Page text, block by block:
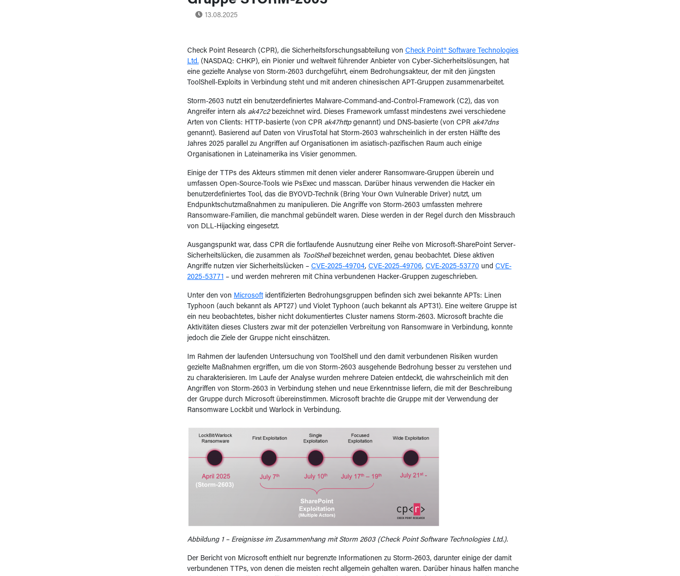
13.08.2025
Check Point Research (CPR), die Sicherheitsforschungsabteilung von Check Point® Software Technologies
Ltd. (NASDAQ: CHKP), ein Pionier und weltweit führender Anbieter von Cyber-Sicherheitslösungen, hat
eine gezielte Analyse von Storm-2603 durchgeführt, einem Bedrohungsakteur, der mit den jüngsten
ToolShell-Exploits in Verbindung steht und mit anderen chinesischen APT-Gruppen zusammenarbeitet.
Storm-2603 nutzt ein benutzerdefiniertes Malware-Command-and-Control-Framework (C2), das von
Angreifer intern als ak47c2bezeichnet wird. Dieses Framework umfasst mindestens zwei verschiedene
Arten von Clients: HTTP-basierte (von CPR ak47httpgenannt) und DNS-basierte (von CPR ak47dns
genannt). Basierend auf Daten von VirusTotal hat Storm-2603 wahrscheinlich in der ersten Hälfte des
Jahres 2025 parallel zu Angriffen auf Organisationen im asiatisch-pazifischen Raum auch einige
Organisationen in Lateinamerika ins Visier genommen.
Einige der TTPs des Akteurs stimmen mit denen vieler anderer Ransomware-Gruppen überein und
umfassen Open-Source-Tools wie PsExec und masscan. Darüber hinaus verwenden die Hacker ein
benutzerdefiniertes Tool, das die BYOVD-Technik (Bring Your Own Vulnerable Driver) nutzt, um
Endpunktschutzmaßnahmen zu manipulieren. Die Angriffe von Storm-2603 umfassten mehrere
Ransomware-Familien, die manchmal gebündelt waren. Diese werden in der Regel durch den Missbrauch
von DLL-Hijacking eingesetzt.
Ausgangspunkt war, dass CPR die fortlaufende Ausnutzung einer Reihe von Microsoft-SharePoint Server-
Sicherheitslücken, die zusammen als ToolShellbezeichnet werden, genau beobachtet. Diese aktiven
Angriffe nutzen vier Sicherheitslücken – CVE-2025-49704, CVE-2025-49706, CVE-2025-53770 und CVE-
2025-53771 – und werden mehreren mit China verbundenen Hacker-Gruppen zugeschrieben.
Unter den von Microsoftidentifizierten Bedrohungsgruppen befinden sich zwei bekannte APTs: Linen
Typhoon (auch bekannt als APT27) und Violet Typhoon (auch bekannt als APT31). Eine weitere Gruppe ist
ein neu beobachtetes, bisher nicht dokumentiertes Cluster namens Storm-2603. Microsoft brachte die
Aktivitäten dieses Clusters zwar mit der potenziellen Verbreitung von Ransomware in Verbindung, konnte
jedoch die Ziele der Gruppe nicht einschätzen.
Im Rahmen der laufenden Untersuchung von ToolShell und den damit verbundenen Risiken wurden
gezielte Maßnahmen ergriffen, um die von Storm-2603 ausgehende Bedrohung besser zu verstehen und
zu charakterisieren. Im Laufe der Analyse wurden mehrere Dateien entdeckt, die wahrscheinlich mit den
Angriffen von Storm-2603 in Verbindung stehen und neue Erkenntnisse liefern, die mit der Beschreibung
der Gruppe durch Microsoft übereinstimmen. Microsoft brachte die Gruppe mit der Verwendung der
Ransomware Lockbit und Warlock in Verbindung.
Abbildung 1 – Ereignisse im Zusammenhang mit Storm 2603 (Check Point Software Technologies Ltd.).
Der Bericht von Microsoft enthielt nur begrenzte Informationen zu Storm-2603, darunter einige der damit
verbundenen TTPs, von denen die meisten recht allgemein gehalten waren. Darüber hinaus halfen manche